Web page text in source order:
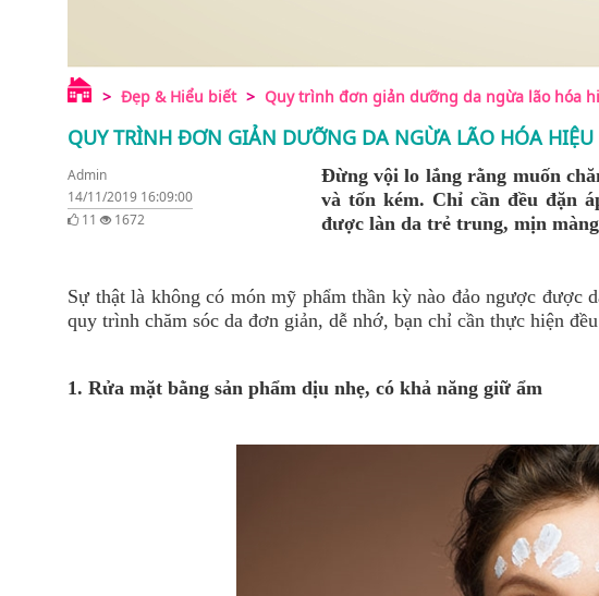
Đẹp & Hiểu biết Quy trình đơn giản dưỡng da ngừa lão hóa
QUY TRÌNH ĐƠN GIẢN DƯỠNG DA NGỪA LÃO HÓA HIỆU
Admin
14/11/2019 16:09:00
11
1672
Đừng vội lo lắng rằng muốn
và tốn kém. Chỉ cần đều đặn
được làn da trẻ trung, mịn
Sự thật là không có món mỹ phẩm thần kỳ nào đảo ngược
quy trình chăm sóc da đơn giản, dễ nhớ, bạn chỉ cần thực hiện
1. Rửa mặt bằng sản phẩm dịu nhẹ, có khả năng giữ ẩm